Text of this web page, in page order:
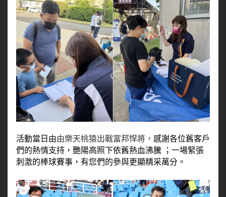
活動當日由由樂天桃猿出戰富邦悍將， 感謝各位舊客戶
們的熱情支持，艷陽高照下依舊熱血沸騰 ；一場緊張
刺激的棒球賽事，有您們的參與更顯精采萬分。